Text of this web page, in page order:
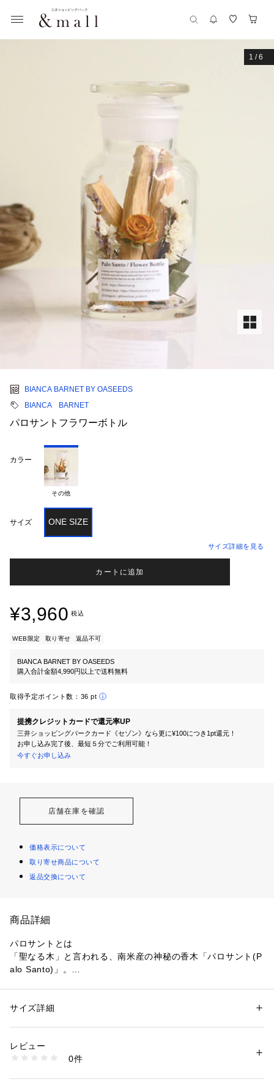
1 /6
BIANCA BARNET BY OASEEDS
BIANCA BARNET
パロサントフラワーボトル
カラー
その他
サイズ ONE SIZE
サイズ詳細を見る
カートに追加
¥3,960 税込
WEB限定 取り寄せ 返品不可
BIANCA BARNET BY OASEEDS
購入合計金額4,990円以上で送料無料
取得予定ポイント数： 36 pt
提携クレジットカードで還元率UP
三井ショッピングパークカード《セゾン》なら更に¥100につき1pt還元！
お申し込み完了後、最短５分でご利用可能！
今すぐお申し込み
店舗在庫を確認
価格表示について
取り寄せ商品について
返品交換について
商品詳細
パロサントとは
「聖なる木」と言われる、南米産の神秘の香木「パロサント(P
alo Santo)」。
原産の野生高木。
邪気を払い幸福を呼び込むスマッジング（＝「燻す」の意）と
して利用できます。
性別：レディース
商品番号：
25NHG-901 （ショップ）
サイズ詳細
レビュー
0件